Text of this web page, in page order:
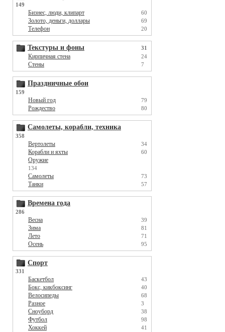
149
Бизнес, люди, клипарт 60
Золото, деньги, доллары 69
Телефон 20
Текстуры и фоны 31
Кирпичная стена 24
Стены 7
Праздничные обои
159
Новый год 79
Рождество 80
Самолеты, корабли, техника
358
Вертолеты 34
Корабли и яхты 60
Оружие
134
Самолеты 73
Танки 57
Времена года
286
Весна 39
Зима 81
Лето 71
Осень 95
Спорт
331
Баскетбол 43
Бокс, кикбоксинг 40
Велосипеды 68
Разное 3
Сноуборд 38
Футбол 98
Хоккей 41